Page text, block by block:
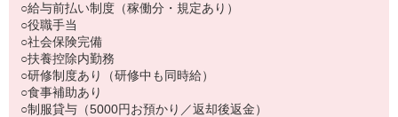
○給与前払い制度（稼働分・規定あり）
○役職手当
○社会保険完備
○扶養控除内勤務
○研修制度あり（研修中も同時給）
○食事補助あり
○制服貸与（5000円お預かり／返却後返金）